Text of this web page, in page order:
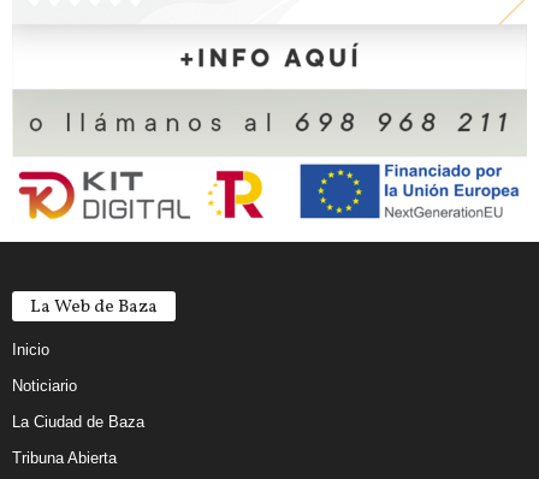
La Web de Baza
Inicio
Noticiario
La Ciudad de Baza
Tribuna Abierta